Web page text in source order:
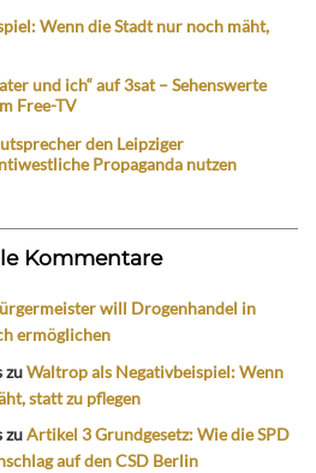
Wenn die Stadt nur noch mäht,
und ich“ auf 3sat – Sehenswerte
Free-TV
den Leipziger
Propaganda nutzen
Kommentare
will Drogenhandel in
ermöglichen
zuWaltrop als Negativbeispiel: Wenn
statt zu pflegen
zuArtikel 3 Grundgesetz: Wie die SPD
auf den CSD Berlin